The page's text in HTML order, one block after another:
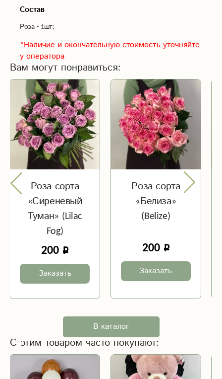
Состав
Роза - 1шт;
*Наличие и окончательную стоимость уточняйте
у оператора
Вам могут понравиться:
Роза сорта
«Сиреневый
Туман» (Lilac
Fog)
200
Заказать
Роза сорта
«Белиза»
(Belize)
200
Заказать
В каталог
С этим товаром часто покупают: